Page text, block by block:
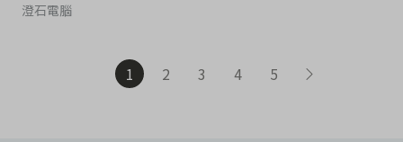
澄石電腦
1 2 3 4 5